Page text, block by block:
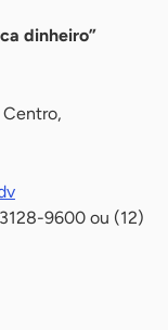
dinheiro”
Centro,
9600 ou (12)